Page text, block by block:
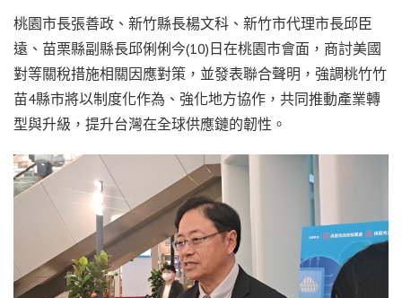
桃園市長張善政、新竹縣長楊文科、新竹市代理市長邱臣
遠、苗栗縣副縣長邱俐俐今(10)日在桃園市會面，商討美國
對等關稅措施相關因應對策，並發表聯合聲明，強調桃竹竹
苗4縣市將以制度化作為、強化地方協作，共同推動產業轉
型與升級，提升台灣在全球供應鏈的韌性。